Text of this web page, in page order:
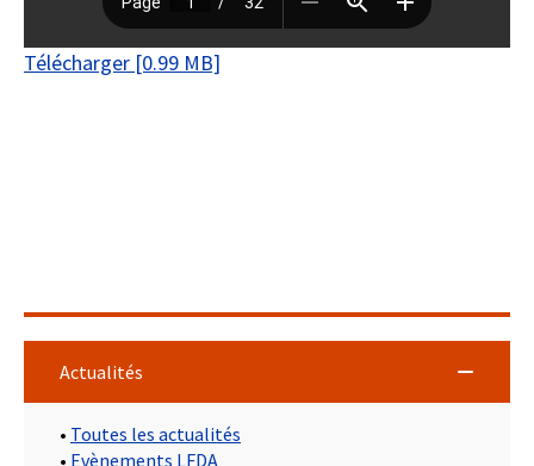
Télécharger [0.99 MB]
Actualités
• Toutes les actualités
• Evènements LFDA